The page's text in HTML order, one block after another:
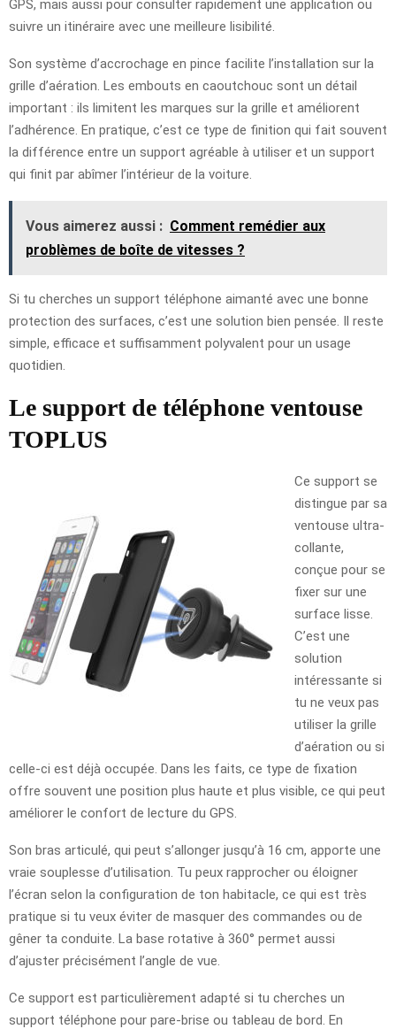
GPS, mais aussi pour consulter rapidement une application ou
suivre un itinéraire avec une meilleure lisibilité.
Son système d’accrochage en pince facilite l’installation sur la
grille d’aération. Les embouts en caoutchouc sont un détail
important : ils limitent les marques sur la grille et améliorent
l’adhérence. En pratique, c’est ce type de finition qui fait souvent
la différence entre un support agréable à utiliser et un support
qui finit par abîmer l’intérieur de la voiture.
Vous aimerez aussi : Comment remédier aux
problèmes de boîte de vitesses ?
Si tu cherches un support téléphone aimanté avec une bonne
protection des surfaces, c’est une solution bien pensée. Il reste
simple, efficace et suffisamment polyvalent pour un usage
quotidien.
Le support de téléphone ventouse
TOPLUS
Ce support se
distingue par sa
ventouse ultra-
collante,
conçue pour se
fixer sur une
surface lisse.
C’est une
solution
intéressante si
tu ne veux pas
utiliser la grille
d’aération ou si
celle-ci est déjà occupée. Dans les faits, ce type de fixation
offre souvent une position plus haute et plus visible, ce qui peut
améliorer le confort de lecture du GPS.
Son bras articulé, qui peut s’allonger jusqu’à 16 cm, apporte une
vraie souplesse d’utilisation. Tu peux rapprocher ou éloigner
l’écran selon la configuration de ton habitacle, ce qui est très
pratique si tu veux éviter de masquer des commandes ou de
gêner ta conduite. La base rotative à 360° permet aussi
d’ajuster précisément l’angle de vue.
Ce support est particulièrement adapté si tu cherches un
support téléphone pour pare-brise ou tableau de bord. En